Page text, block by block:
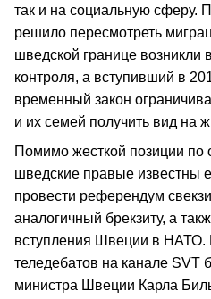
так и на социальную сферу.
решило пересмотреть
шведской границе возникли
контроля, а вступивший в
временный закон
и их семей получить вид на
Помимо жесткой позиции по
шведские правые известны
провести референдум
аналогичный брекзиту, а
вступления Швеции в НАТО.
теледебатов на канале SVT
министра Швеции Карла